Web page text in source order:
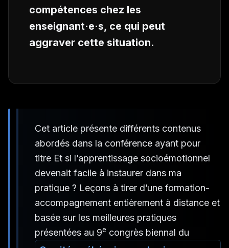
compétences chez les
enseignant·e·s, ce qui peut
aggraver cette situation.
Cet article présente différents contenus
abordés dans la conférence ayant pour
titre Et si l’apprentissage socioémotionnel
devenait facile à instaurer dans ma
pratique ? Leçons à tirer d’une formation-
accompagnement entièrement à distance et
basée sur les meilleures pratiques
présentées au 9e congrès biennal du